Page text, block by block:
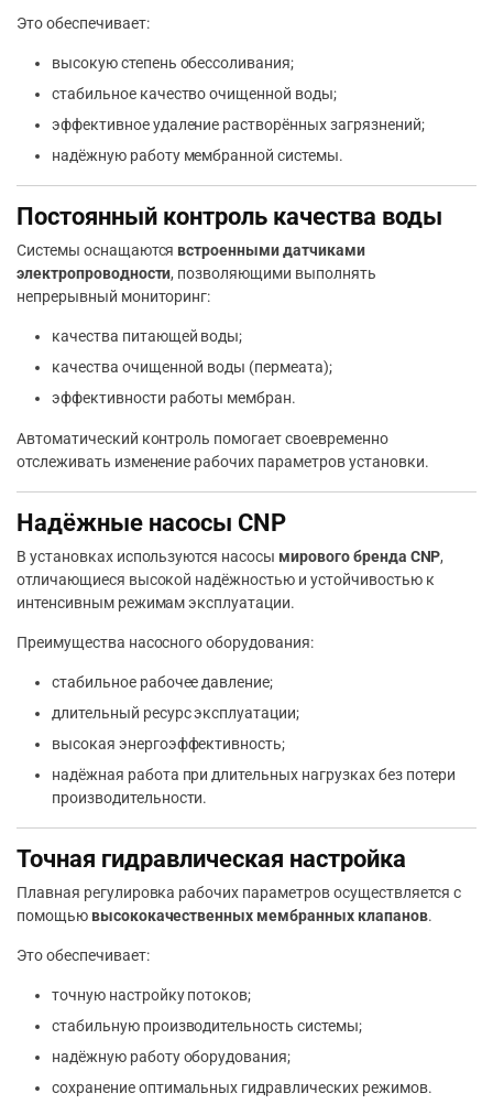
Это обеспечивает:
высокую степень обессоливания;
стабильное качество очищенной воды;
эффективное удаление растворённых загрязнений;
надёжную работу мембранной системы.
Постоянный контроль качества воды
Системы оснащаются встроенными датчиками
электропроводности, позволяющими выполнять
непрерывный мониторинг:
качества питающей воды;
качества очищенной воды (пермеата);
эффективности работы мембран.
Автоматический контроль помогает своевременно
отслеживать изменение рабочих параметров установки.
Надёжные насосы CNP
В установках используются насосы мирового бренда CNP,
отличающиеся высокой надёжностью и устойчивостью к
интенсивным режимам эксплуатации.
Преимущества насосного оборудования:
стабильное рабочее давление;
длительный ресурс эксплуатации;
высокая энергоэффективность;
надёжная работа при длительных нагрузках без потери
производительности.
Точная гидравлическая настройка
Плавная регулировка рабочих параметров осуществляется с
помощью высококачественных мембранных клапанов.
Это обеспечивает:
точную настройку потоков;
стабильную производительность системы;
надёжную работу оборудования;
сохранение оптимальных гидравлических режимов.